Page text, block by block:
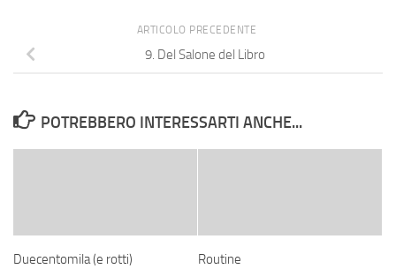
ARTICOLO PRECEDENTE
9. Del Salone del Libro
POTREBBERO INTERESSARTI ANCHE...
Duecentomila (e rotti) Routine